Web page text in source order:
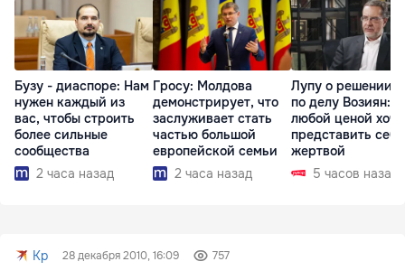
Бузу - диаспоре: Нам
нужен каждый из
вас, чтобы строить
более сильные
сообщества
2 часа назад
Гросу: Молдова
демонстрирует, что
заслуживает стать
частью большой
европейской семьи
2 часа назад
Лупу о решении
по делу Возиян:
любой ценой
представить себя
жертвой
5 часов назад
Kp 28 декабря 2010, 16:09 757